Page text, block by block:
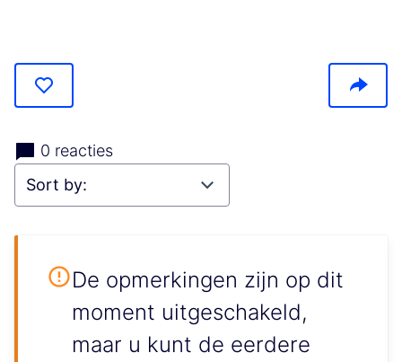
0 reacties
De opmerkingen zijn op dit
moment uitgeschakeld,
maar u kunt de eerdere